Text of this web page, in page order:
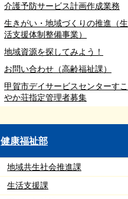
介護予防サービス計画作成業務
生きがい・地域づくりの推進（生
活支援体制整備事業）
地域資源を探してみよう！
お問い合わせ（高齢福祉課）
甲賀市デイサービスセンターすこ
やか荘指定管理者募集
健康福祉部
地域共生社会推進課
生活支援課